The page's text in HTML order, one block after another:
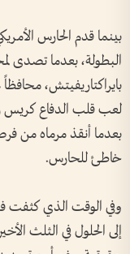
بينما قدم الحارس
البطولة، بعدما تصدى
بايراكتاريفيتش، محافظاً
لعب قلب الدفاع كريس
بعدما أنقذ مرماه من
خاطئ للحارس.
وفي الوقت الذي كثفت
إلى الحلول في الثلث